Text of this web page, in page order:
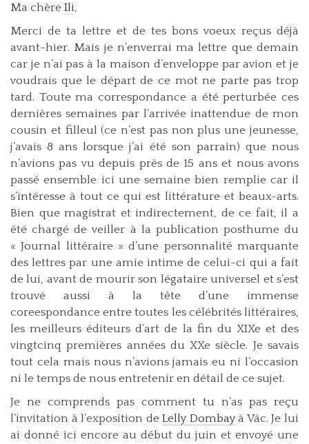
Ma chère Ili,
Merci de ta lettre et de tes bons voeux reçus déjà
avant-hier. Mais je n’enverrai ma lettre que demain
car je n’ai pas à la maison d’enveloppe par avion et je
voudrais que le départ de ce mot ne parte pas trop
tard. Toute ma correspondance a été perturbée ces
dernières semaines par l’arrivée inattendue de mon
cousin et filleul (ce n’est pas non plus une jeunesse,
j’avais 8 ans lorsque j’ai été son parrain) que nous
n’avions pas vu depuis près de 15 ans et nous avons
passé ensemble ici une semaine bien remplie car il
s’intéresse à tout ce qui est littérature et beaux-arts.
Bien que magistrat et indirectement, de ce fait, il a
été chargé de veiller à la publication posthume du
« Journal littéraire » d’une personnalité marquante
des lettres par une amie intime de celui-ci qui a fait
de lui, avant de mourir son légataire universel et s’est
trouvé aussi à la tête d’une immense
coreespondance entre toutes les célébrités littéraires,
les meilleurs éditeurs d’art de la fin du XIXe et des
vingtcinq premières années du XXe siècle. Je savais
tout cela mais nous n’avions jamais eu ni l’occasion
ni le temps de nous entretenir en détail de ce sujet.
Je ne comprends pas comment tu n’as pas reçu
l’invitation à l’exposition deLelly Dombayà Vác. Je lui
ai donné ici encore au début du juin et envoyé une